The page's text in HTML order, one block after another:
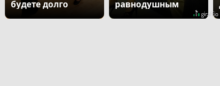
будете долго
равнодушным